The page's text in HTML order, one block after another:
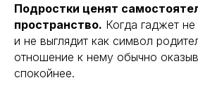
Подростки ценят
пространство. Когда гаджет
и не выглядит как символ
отношение к нему обычно
спокойнее.